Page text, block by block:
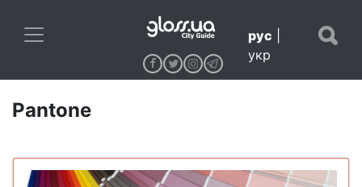
рус
укр
Pantone